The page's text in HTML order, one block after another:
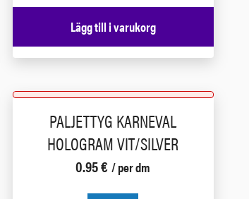
Lägg till i varukorg
PALJETTYG KARNEVAL
HOLOGRAM VIT/SILVER
0.95€ / per dm